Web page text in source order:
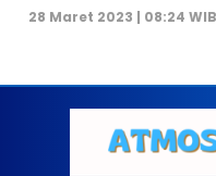
28 Maret 2023 | 08:24 WIB